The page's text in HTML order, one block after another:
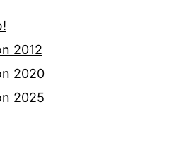
2012
2020
2025